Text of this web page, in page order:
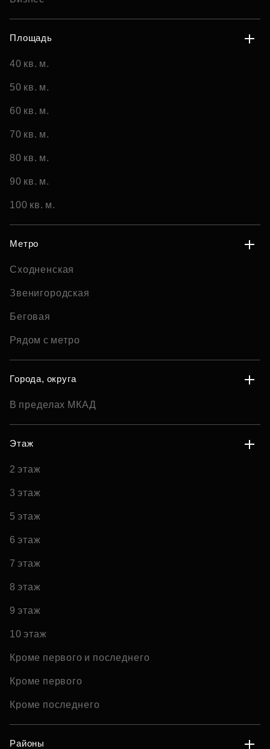
Площадь
40 кв. м.
50 кв. м.
60 кв. м.
70 кв. м.
80 кв. м.
90 кв. м.
100 кв. м.
Метро
Сходненская
Звенигородская
Беговая
Рядом с метро
Города, округа
В пределах МКАД
Этаж
2 этаж
3 этаж
5 этаж
6 этаж
7 этаж
8 этаж
9 этаж
10 этаж
Кроме первого и последнего
Кроме первого
Кроме последнего
Районы